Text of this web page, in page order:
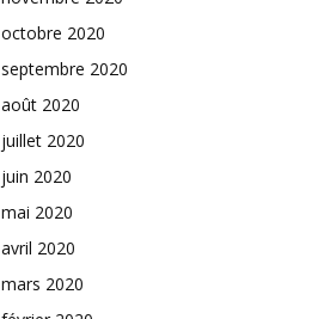
octobre 2020
septembre 2020
août 2020
juillet 2020
juin 2020
mai 2020
avril 2020
mars 2020